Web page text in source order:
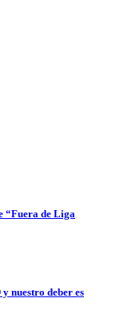
“Fuera de Liga
nuestro deber es